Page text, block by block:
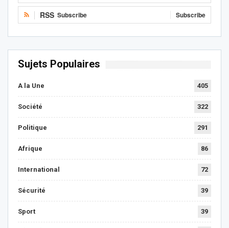
RSS Subscribe Subscribe
Sujets Populaires
A la Une 405
Société 322
Politique 291
Afrique 86
International 72
Sécurité 39
Sport 39